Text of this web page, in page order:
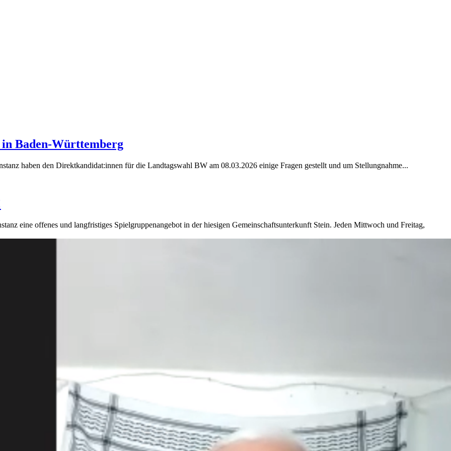
Baden-Württemberg
haben den Direktkandidat:innen für die Landtagswahl BW am 08.03.2026 einige Fragen gestellt und um Stellungnahme...
eine offenes und langfristiges Spielgruppenangebot in der hiesigen Gemeinschaftsunterkunft Stein. Jeden Mittwoch und Freitag,